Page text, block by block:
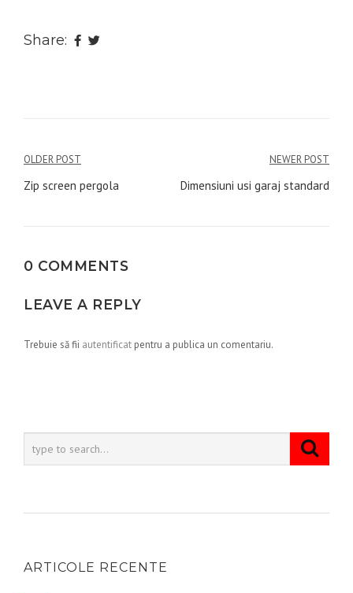
Share:
Navigare
în
OLDER POST
Zip screen pergola
NEWER POST
Dimensiuni usi garaj standard
0 COMMENTS
LEAVE A REPLY
Trebuie să fii autentificat pentru a publica un comentariu.
ARTICOLE RECENTE